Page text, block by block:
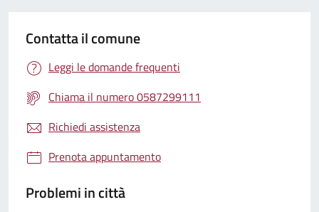
Contatta il comune
Leggi le domande frequenti
Chiama il numero 0587299111
Richiedi assistenza
Prenota appuntamento
Problemi in città